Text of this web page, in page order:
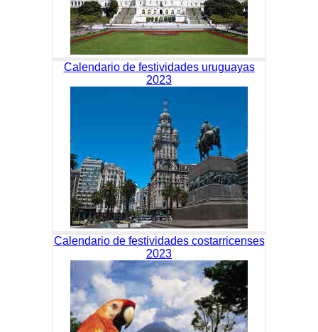
Calendario de festividades uruguayas
2023
Calendario de festividades costarricenses
2023